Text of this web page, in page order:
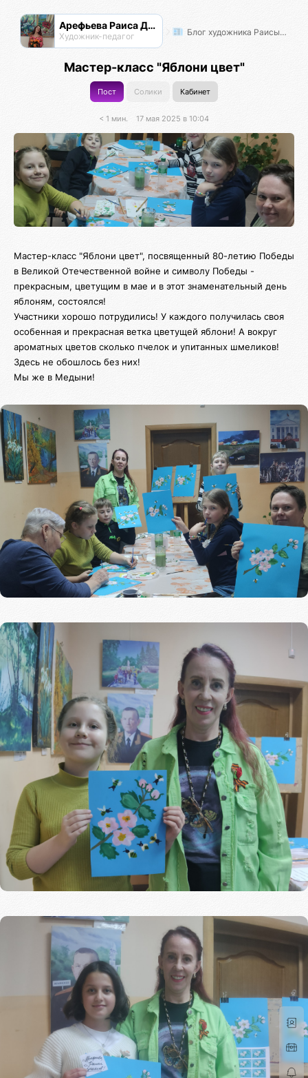
Арефьева Раиса Дмитриевна
Художник-педагог Блог художника Раисы Арефьевой
Мастер-класс "Яблони цвет"
Пост Солики Кабинет
< 1 мин. 17 мая 2025 в 10:04
Мастер-класс "Яблони цвет", посвященный 80-летию Победы
в Великой Отечественной войне и символу Победы -
прекрасным, цветущим в мае и в этот знаменательный день
яблоням, состоялся!
Участники хорошо потрудились! У каждого получилась своя
особенная и прекрасная ветка цветущей яблони! А вокруг
ароматных цветов сколько пчелок и упитанных шмеликов!
Здесь не обошлось без них!
Мы же в Медыни!